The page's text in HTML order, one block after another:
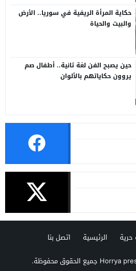
حكاية المرأة الريفية في سوريا.. الأرض
والبيت والحياة
حين يصبح الفن لغة ثانية.. أطفال صم
يروون حكاياتهم بالألوان
الرئيسية
اتصل بنا